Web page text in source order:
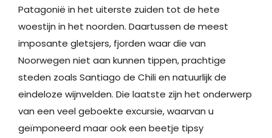
Patagonië in het uiterste zuiden tot de hete
woestijn in het noorden. Daartussen de meest
imposante gletsjers, fjorden waar die van
Noorwegen niet aan kunnen tippen, prachtige
steden zoals Santiago de Chili en natuurlijk de
eindeloze wijnvelden. Die laatste zijn het onderwerp
van een veel geboekte excursie, waarvan u
geïmponeerd maar ook een beetje tipsy